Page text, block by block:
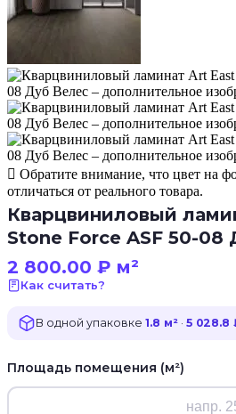
Обратите внимание, что цвет на
отличаться от реального товара.
Кварцвиниловый
Stone Force ASF 50-08
2 800.00 ₽ м²
Как считать?
В одной упаковке 1.8 м² · 5 028.8
Площадь помещения (м²)